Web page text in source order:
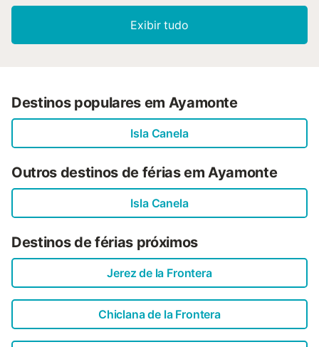
Exibir tudo
Destinos populares em Ayamonte
Isla Canela
Outros destinos de férias em Ayamonte
Isla Canela
Destinos de férias próximos
Jerez de la Frontera
Chiclana de la Frontera